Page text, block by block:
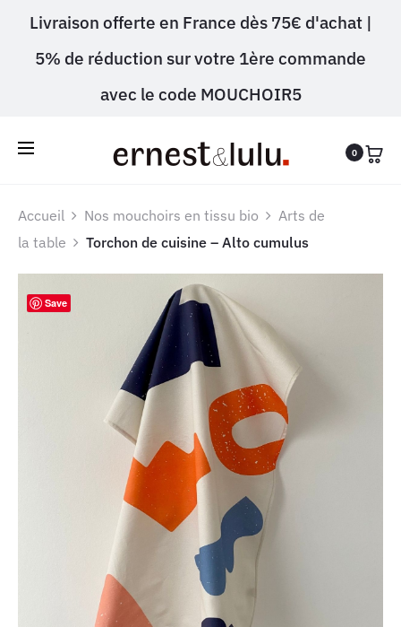
Livraison offerte en France dès 75€ d'achat |
5% de réduction sur votre 1ère commande
avec le code MOUCHOIR5
0
Accueil Nos mouchoirs en tissu bio
Arts de
la table
Torchon de cuisine – Alto cumulus
Save